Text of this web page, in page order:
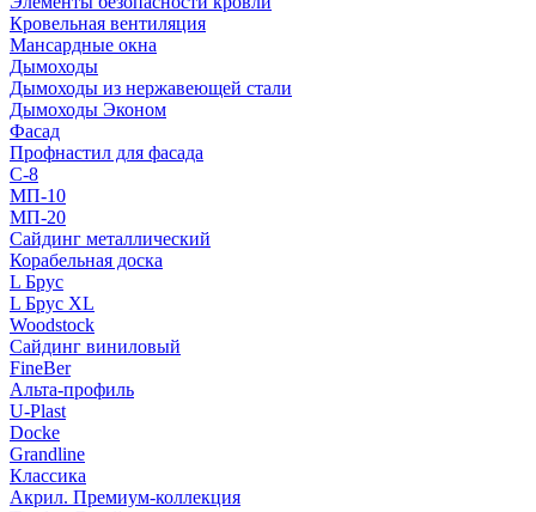
Кровельная вентиляция
Мансардные окна
Дымоходы
Дымоходы из нержавеющей стали
Дымоходы Эконом
Фасад
Профнастил для фасада
С-8
МП-10
МП-20
Сайдинг металлический
Корабельная доска
L Брус
L Брус XL
Woodstock
Сайдинг виниловый
FineBer
Альта-профиль
U-Plast
Docke
Grandline
Классика
Акрил. Премиум-коллекция